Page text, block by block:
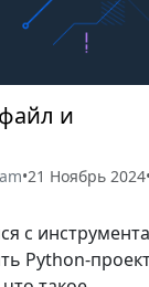
и
•21 Ноябрь 2024
с
Python-